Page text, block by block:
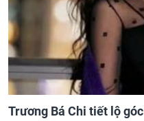
Trương Bá Chi tiết lộ